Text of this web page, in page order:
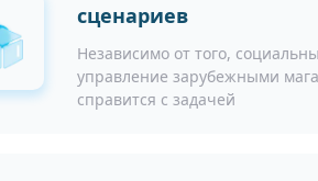
сценариев
Независимо от того,
управление зарубежными
справится с задачей